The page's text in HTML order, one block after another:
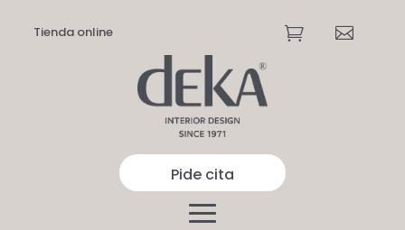
Tienda online  
Pide cita